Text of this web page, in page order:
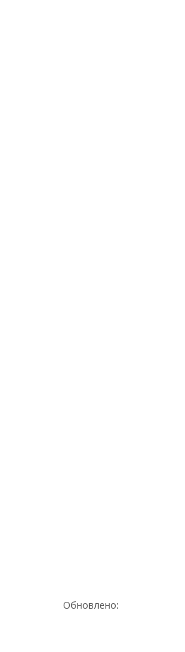
Обновлено: